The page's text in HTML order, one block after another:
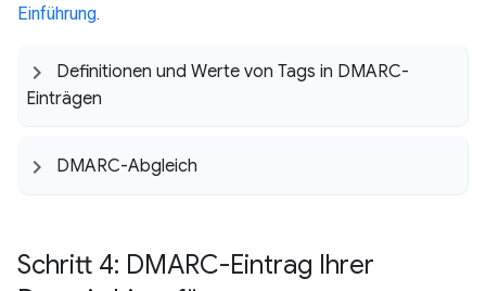
Einführung.
Definitionen und Werte von Tags in DMARC-
Einträgen
DMARC-Abgleich
Schritt 4: DMARC-Eintrag Ihrer